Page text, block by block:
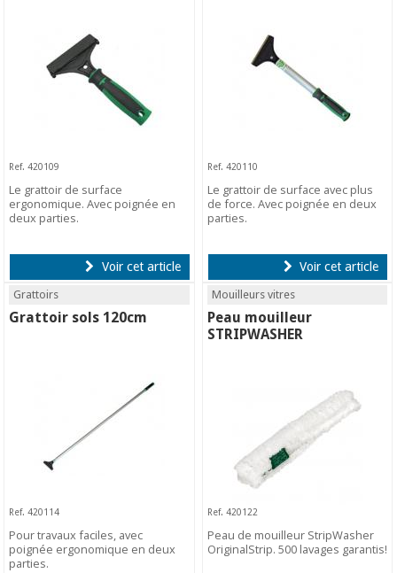
Ref. 420109
Le grattoir de surface
ergonomique. Avec poignée en
deux parties.
Voir cet article
Ref. 420110
Le grattoir de surface avec plus
de force. Avec poignée en deux
parties.
Voir cet article
Grattoirs
Grattoir sols 120cm
Ref. 420114
Pour travaux faciles, avec
poignée ergonomique en deux
parties.
Mouilleurs vitres
Peau mouilleur
STRIPWASHER
Ref. 420122
Peau de mouilleur StripWasher
OriginalStrip. 500 lavages garantis!